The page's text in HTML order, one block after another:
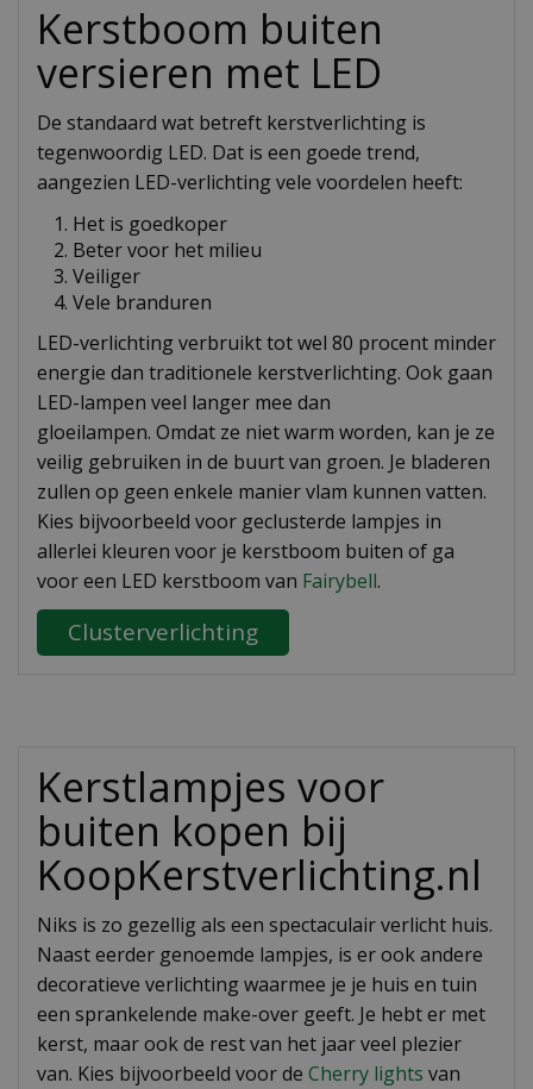
Kerstboom buiten
versieren met LED
De standaard wat betreft kerstverlichting is
tegenwoordig LED. Dat is een goede trend,
aangezien LED-verlichting vele voordelen heeft:
Het is goedkoper
Beter voor het milieu
Veiliger
Vele branduren
LED-verlichting verbruikt tot wel 80 procent minder
energie dan traditionele kerstverlichting. Ook gaan
LED-lampen veel langer mee dan
gloeilampen. Omdat ze niet warm worden, kan je ze
veilig gebruiken in de buurt van groen. Je bladeren
zullen op geen enkele manier vlam kunnen vatten.
Kies bijvoorbeeld voor geclusterde lampjes in
allerlei kleuren voor je kerstboom buiten of ga
voor een LED kerstboom van Fairybell.
Clusterverlichting
Kerstlampjes voor
buiten kopen bij
KoopKerstverlichting.nl
Niks is zo gezellig als een spectaculair verlicht huis.
Naast eerder genoemde lampjes, is er ook andere
decoratieve verlichting waarmee je je huis en tuin
een sprankelende make-over geeft. Je hebt er met
kerst, maar ook de rest van het jaar veel plezier
van. Kies bijvoorbeeld voor de Cherry lights van